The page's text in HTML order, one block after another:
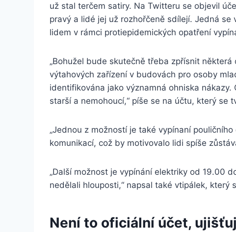
už stal terčem satiry. Na Twitteru se objevil
pravý a lidé jej už rozhořčeně sdílejí. Jedná
lidem v rámci protiepidemických opatření
„Bohužel bude skutečně třeba zpřísnit
výtahových zařízení v budovách pro osoby
identifikována jako významná ohniska
starší a nemohoucí,“ píše se na účtu, který se
„Jednou z možností je také vypínaní
komunikací, což by motivovalo lidi spíše
„Další možnost je vypínání elektriky od 19.00
nedělali hlouposti,“ napsal také vtipálek, který
Není to oficiální účet,